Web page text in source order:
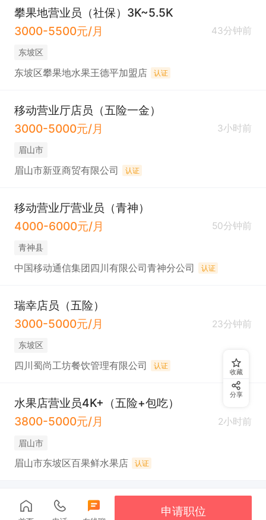
攀果地营业员（社保）3K~5.5K
3000-5500元/月
43分钟前
东坡区
东坡区攀果地水果王德平加盟店 认证
移动营业厅店员（五险一金）
3000-5000元/月
3小时前
眉山市
眉山市新亚商贸有限公司 认证
移动营业厅营业员（青神）
4000-6000元/月
50分钟前
青神县
中国移动通信集团四川有限公司青神分公司 认证
瑞幸店员（五险）
3000-5000元/月
23分钟前
东坡区
四川蜀尚工坊餐饮管理有限公司 认证
水果店营业员4K+（五险+包吃）
3800-5000元/月
2小时前
眉山市
眉山市东坡区百果鲜水果店 认证
收藏
分享
申请职位